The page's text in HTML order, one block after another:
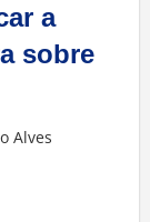
a
sobre
Alves